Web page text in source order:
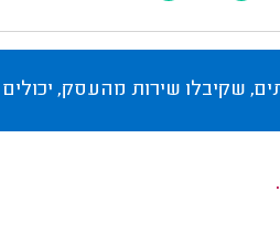
שקיבלו שירות מהעסק,